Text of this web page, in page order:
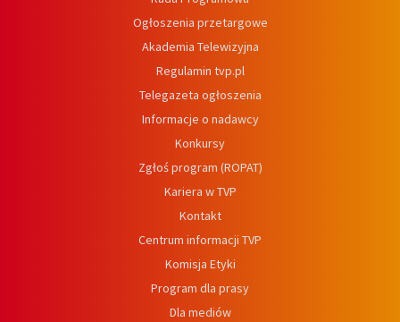
Ogłoszenia przetargowe
Akademia Telewizyjna
Regulamin tvp.pl
Telegazeta ogłoszenia
Informacje o nadawcy
Konkursy
Zgłoś program (ROPAT)
Kariera w TVP
Kontakt
Centrum informacji TVP
Komisja Etyki
Program dla prasy
Dla mediów